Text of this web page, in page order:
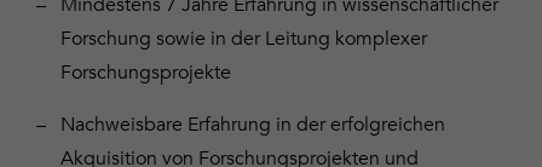
Forschung sowie in der Leitung komplexer
Forschungsprojekte
Nachweisbare Erfahrung in der erfolgreichen
Akquisition von Forschungsprojekten und